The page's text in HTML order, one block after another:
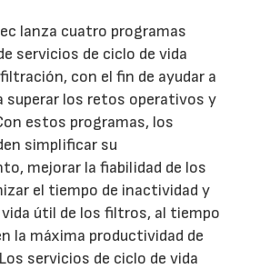
lanza cuatro programas
servicios de ciclo de vida
filtración, con el fin de ayudar a
superar los retos operativos y
estos programas, los
simplificar su
mejorar la fiabilidad de los
el tiempo de inactividad y
útil de los filtros, al tiempo
la máxima productividad de
servicios de ciclo de vida